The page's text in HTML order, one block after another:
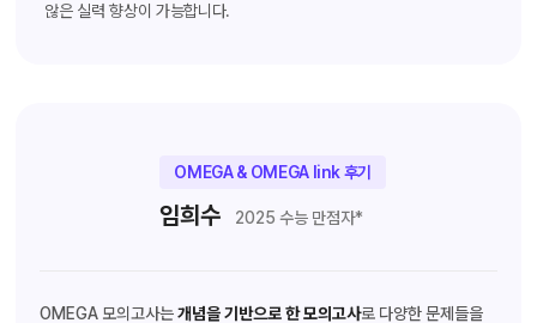
않은 실력 향상이 가능합니다.
OMEGA & OMEGA link 후기
임희수 2025 수능 만점자*
OMEGA 모의고사는개념을 기반으로 한 모의고사로 다양한 문제들을